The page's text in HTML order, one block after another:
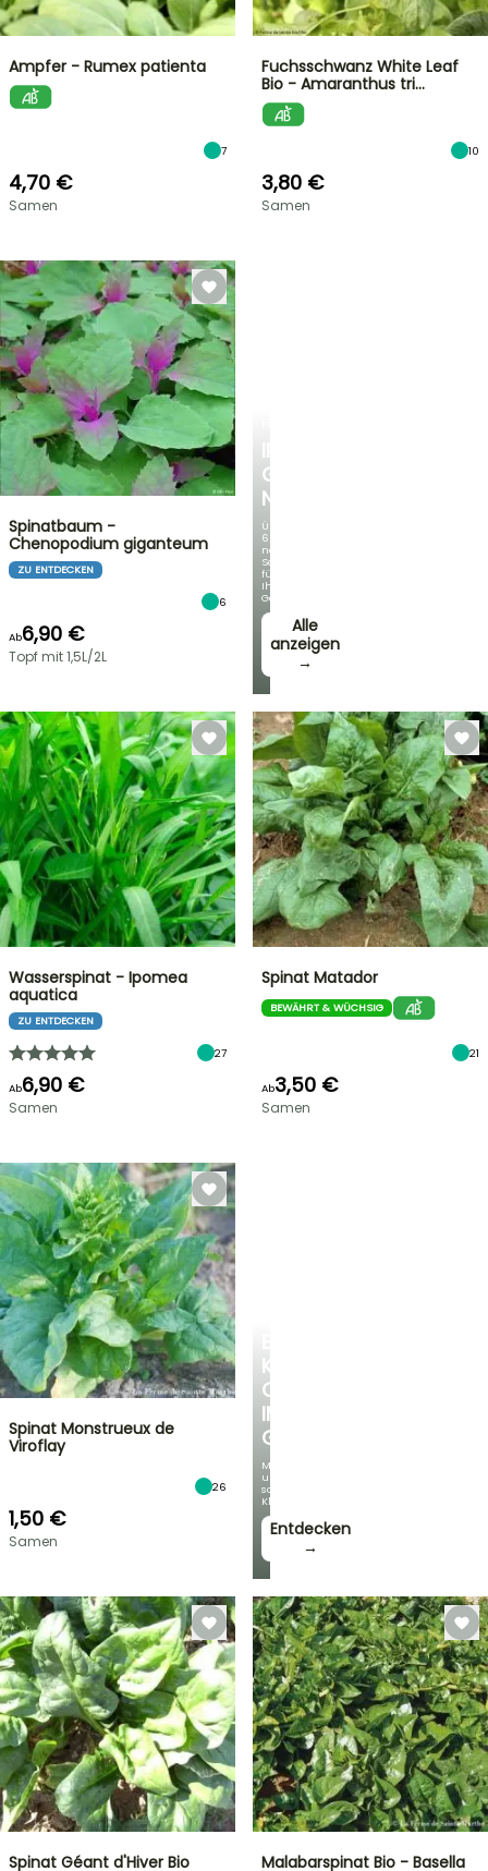
KÜHLE
OASE
IM
GARTEN
Mit
unseren
schönsten
Kletterpflanzen!
Entdecken
→
IRIS
GERMANICA
NEUHEITEN
Über
60
neue
Sorten
für
Ihren
Garten!
Alle
anzeigen
→
Ampfer - Rumex patienta
7
4,70 €
Samen
Fuchsschwanz White Leaf
Bio - Amaranthus tri…
10
3,80 €
Samen
Spinatbaum -
Chenopodium giganteum
ZU ENTDECKEN
6
Ab6,90 €
Topf mit 1,5L/2L
Wasserspinat - Ipomea
aquatica
ZU ENTDECKEN
27
Ab6,90 €
Samen
Spinat Matador
BEWÄHRT & WÜCHSIG
21
Ab3,50 €
Samen
Spinat Monstrueux de
Viroflay
26
1,50 €
Samen
Spinat Géant d'Hiver Bio
Malabarspinat Bio - Basella